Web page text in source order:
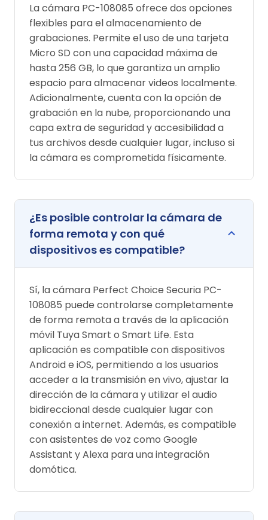
La cámara PC-108085 ofrece dos opciones
flexibles para el almacenamiento de
grabaciones. Permite el uso de una tarjeta
Micro SD con una capacidad máxima de
hasta 256 GB, lo que garantiza un amplio
espacio para almacenar videos localmente.
Adicionalmente, cuenta con la opción de
grabación en la nube, proporcionando una
capa extra de seguridad y accesibilidad a
tus archivos desde cualquier lugar, incluso si
la cámara es comprometida físicamente.
¿Es posible controlar la cámara de
forma remota y con qué
dispositivos es compatible?
Sí, la cámara Perfect Choice Securia PC-
108085 puede controlarse completamente
de forma remota a través de la aplicación
móvil Tuya Smart o Smart Life. Esta
aplicación es compatible con dispositivos
Android e iOS, permitiendo a los usuarios
acceder a la transmisión en vivo, ajustar la
dirección de la cámara y utilizar el audio
bidireccional desde cualquier lugar con
conexión a internet. Además, es compatible
con asistentes de voz como Google
Assistant y Alexa para una integración
domótica.